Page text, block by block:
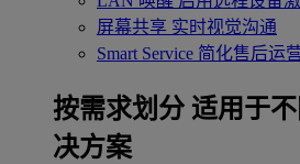
屏幕共享 实时视觉沟通
Smart Service 简化售后运
按需求划分 适用于
决方案